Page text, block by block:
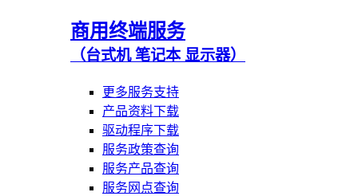
商用终端服务
（台式机 笔记本 显示器）
更多服务支持
产品资料下载
驱动程序下载
服务政策查询
服务产品查询
服务网点查询